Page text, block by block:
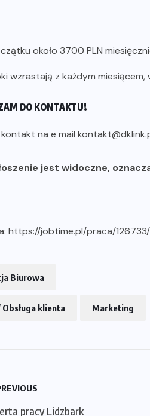
około 3700 PLN
wzrastają z każdym
DO KONTAKTU!
na e mail
jest widoczne,
https://jobtime.pl/praca/
Biurowa
klienta Marketing
pracy Lidzbark